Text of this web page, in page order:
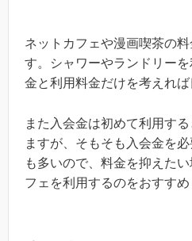
ネットカフェや漫画喫茶の
す。シャワーやランドリー
金と利用料金だけを考えれば
また入会金は初めて利用す
ますが、そもそも入会金を
も多いので、料金を抑えた
フェを利用するのをおすすめ